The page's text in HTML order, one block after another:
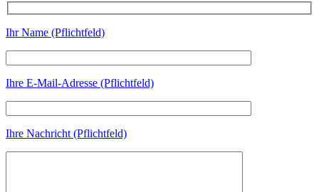
Ihr Name (Pflichtfeld)
Ihre E-Mail-Adresse (Pflichtfeld)
Ihre Nachricht (Pflichtfeld)